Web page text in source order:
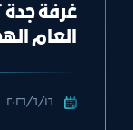
غرفة
العام
١٦‏/٦‏/٢٠٢٦